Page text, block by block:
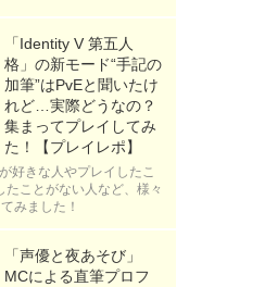
「Identity V 第五人
格」の新モード“手記の
加筆”はPvEと聞いたけ
れど…実際どうなの？
集まってプレイしてみ
た！【プレイレポ】
好きな人やプレイしたこ
たことがない人など、様々
みました！
「声優と夜あそび」
MCによる直筆プロフ